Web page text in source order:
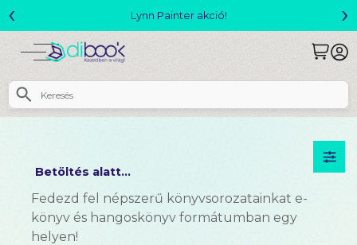
Lynn Painter akció!
‹ ›
Betöltés alatt...
Fedezd fel népszerű könyvsorozatainkat e-
könyv és hangoskönyv formátumban egy
helyen!